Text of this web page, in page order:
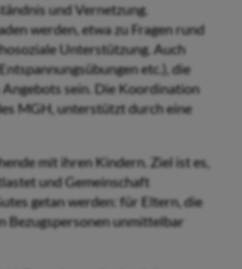
und Vernetzung.
werden, etwa zu Fragen rund
Unterstützung. Auch
etc.), die
sein. Die Koordination
MGH, unterstützt durch eine
mit ihren Kindern. Ziel ist es,
und Gemeinschaft
getan werden: für Eltern, die
Bezugspersonen unmittelbar